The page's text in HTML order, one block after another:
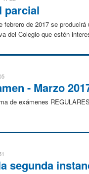
parcial
febrero de 2017 se
del Colegio que estén
- Marzo
de exámenes
segunda